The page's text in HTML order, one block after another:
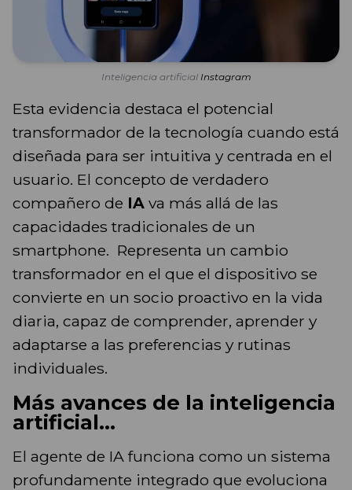
Inteligencia artificial Instagram
Esta evidencia destaca el potencial
transformador de la tecnología cuando está
diseñada para ser intuitiva y centrada en el
usuario. El concepto de verdadero
compañero de IA va más allá de las
capacidades tradicionales de un
smartphone. Representa un cambio
transformador en el que el dispositivo se
convierte en un socio proactivo en la vida
diaria, capaz de comprender, aprender y
adaptarse a las preferencias y rutinas
individuales.
Más avances de la inteligencia
artificial...
El agente de IA funciona como un sistema
profundamente integrado que evoluciona